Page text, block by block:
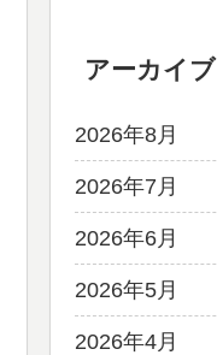
アーカイブ
2026年8月
2026年7月
2026年6月
2026年5月
2026年4月